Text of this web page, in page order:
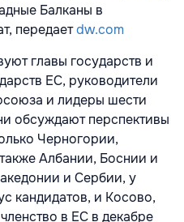
Балканы в
передаетdw.com
главы государств и
ЕС, руководители
и лидеры шести
обсуждают перспективы
Черногории,
Албании, Боснии и
и Сербии, у
кандидатов, и Косово,
в ЕС в декабре